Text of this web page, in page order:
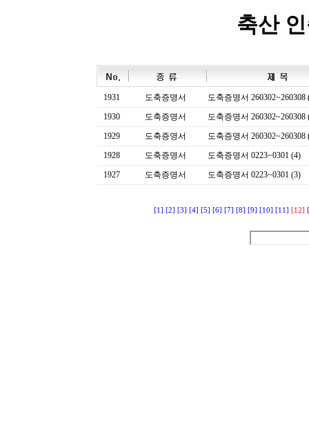
축산
1931 도축증명서
도축증명서 260302~260308
1930
도축증명서
도축증명서 260302~260308
1929
도축증명서
도축증명서 260302~260308
1928
도축증명서
도축증명서 0223~0301 (4)
1927
도축증명서 도축증명서 0223~0301 (3)
[1] [2] [3] [4] [5] [6] [7] [8] [9] [10] [11] [12]